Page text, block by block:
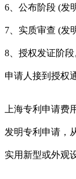
6、公布阶段 (发
7、实质审查 (发
8、授权发证阶段
申请人接到授权
上海专利申请费
发明专利申请，
实用新型或外观